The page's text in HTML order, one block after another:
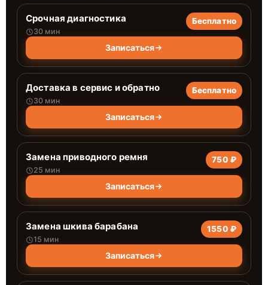
Срочная диагностика
30 мин
Бесплатно
Записаться
Доставка в сервис и обратно
30 мин
Бесплатно
Записаться
Замена приводного ремня
25 мин
750 ₽
Записаться
Замена шкива барабана
15 мин
1550 ₽
Записаться